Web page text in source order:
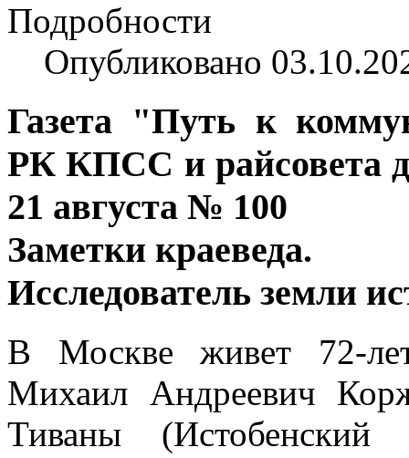
Подробности
Опубликовано
Газета "Путь к
РК КПСС и райсовета
21 августа № 100
Заметки краеведа.
Иcследователь земли
В Москве живет 72-
Михаил Андреевич
Тиваны (Истобенский